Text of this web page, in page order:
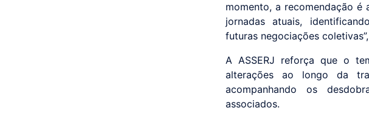
momento, a recomendação é
jornadas atuais,
futuras negociações
A ASSERJ reforça que o
alterações ao longo da
acompanhando os
associados.